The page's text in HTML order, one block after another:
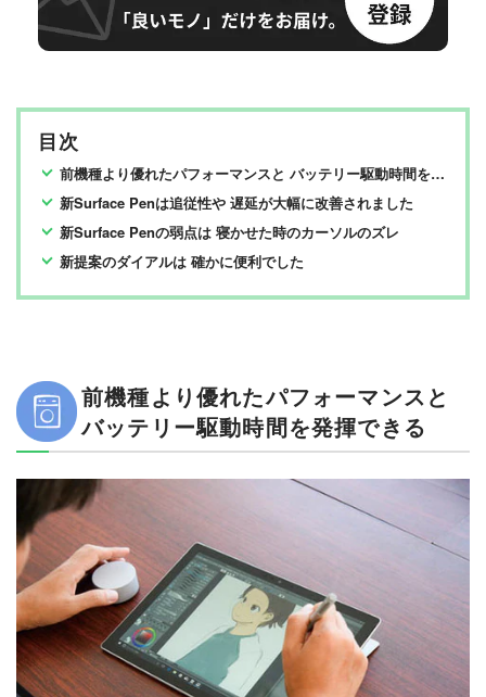
目次
前機種より優れたパフォーマンスと バッテリー駆動時間を発揮できる
新Surface Penは追従性や 遅延が大幅に改善されました
新Surface Penの弱点は 寝かせた時のカーソルのズレ
新提案のダイアルは 確かに便利でした
前機種より優れたパフォーマンスと
バッテリー駆動時間を発揮できる